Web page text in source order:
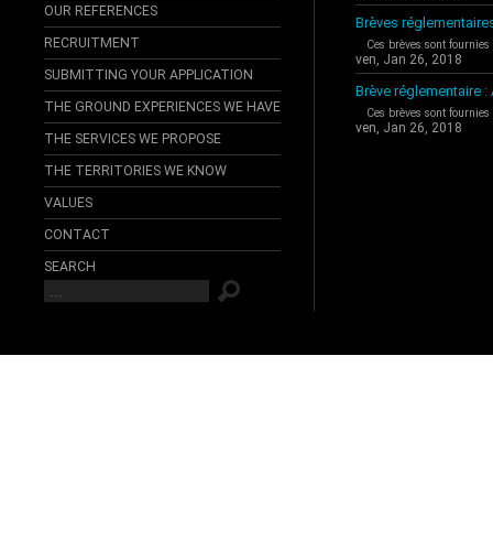
OUR REFERENCES
RECRUITMENT
SUBMITTING YOUR APPLICATION
THE GROUND EXPERIENCES WE HAVE
THE SERVICES WE PROPOSE
THE TERRITORIES WE KNOW
VALUES
CONTACT
SEARCH
Brèves
Ces brèves sont
ven, Jan 26, 2018
Brève réglementaire :
Ces brèves sont
ven, Jan 26, 2018